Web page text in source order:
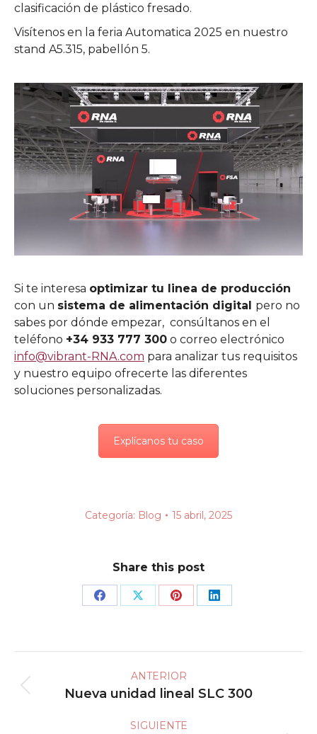
clasificación de plástico fresado.
Visítenos en la feria Automatica 2025 en nuestro
stand A5.315, pabellón 5.
Si te interesa optimizar tu linea de producción
con un sistema de alimentación digital pero no
sabes por dónde empezar, consúltanos en el
teléfono +34 933 777 300 o correo electrónico
info@vibrant-RNA.com para analizar tus requisitos
y nuestro equipo ofrecerte las diferentes
soluciones personalizadas.
Explícanos tu caso
Categoría: Blog 15 abril, 2025
Share this post
Share Share Share Share
entre
publicaciones
ANTERIOR
Publicación
Nueva unidad lineal SLC 300
SIGUIENTE